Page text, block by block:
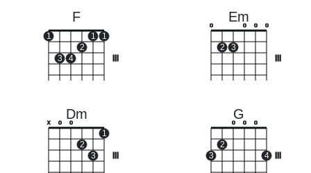
F
1
3 4
2
1 1
Em
o
2 3
o o o
Dm
x o o
2
3
1
G
3
2
o o o
4